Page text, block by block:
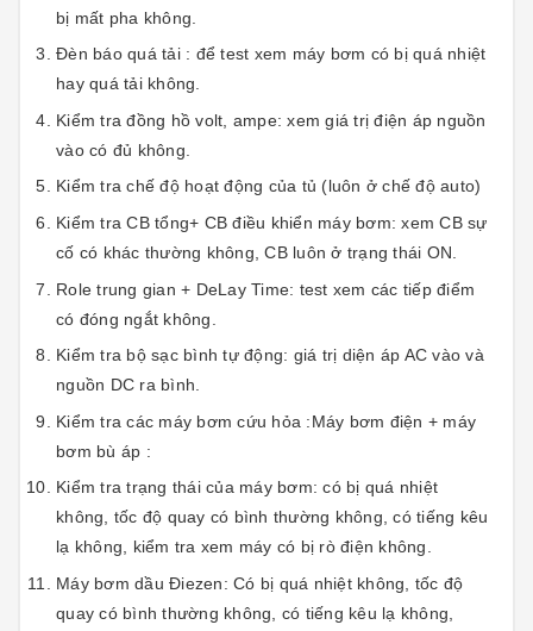
bị mất pha không.
Đèn báo quá tải : để test xem máy bơm có bị quá nhiệt
hay quá tải không.
Kiểm tra đồng hồ volt, ampe: xem giá trị điện áp nguồn
vào có đủ không.
Kiểm tra chế độ hoạt động của tủ (luôn ở chế độ auto)
Kiểm tra CB tổng+ CB điều khiển máy bơm: xem CB sự
cố có khác thường không, CB luôn ở trạng thái ON.
Role trung gian + DeLay Time: test xem các tiếp điểm
có đóng ngắt không.
Kiểm tra bộ sạc bình tự động: giá trị diện áp AC vào và
nguồn DC ra bình.
Kiểm tra các máy bơm cứu hỏa :Máy bơm điện + máy
bơm bù áp :
Kiểm tra trạng thái của máy bơm: có bị quá nhiệt
không, tốc độ quay có bình thường không, có tiếng kêu
lạ không, kiểm tra xem máy có bị rò điện không.
Máy bơm dầu Điezen: Có bị quá nhiệt không, tốc độ
quay có bình thường không, có tiếng kêu lạ không,